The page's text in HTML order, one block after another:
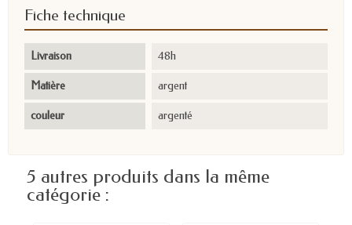
Fiche technique
Livraison 48h
Matière argent
couleur argenté
5 autres produits dans la même
catégorie :